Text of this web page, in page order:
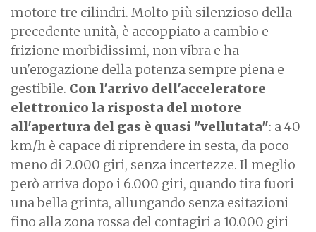
motore tre cilindri. Molto più silenzioso della
precedente unità, è accoppiato a cambio e
frizione morbidissimi, non vibra e ha
un'erogazione della potenza sempre piena e
gestibile. Con l'arrivo dell'acceleratore
elettronico la risposta del motore
all'apertura del gas è quasi "vellutata": a 40
km/h è capace di riprendere in sesta, da poco
meno di 2.000 giri, senza incertezze. Il meglio
però arriva dopo i 6.000 giri, quando tira fuori
una bella grinta, allungando senza esitazioni
fino alla zona rossa del contagiri a 10.000 giri